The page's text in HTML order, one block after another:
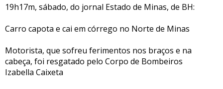
19h17m, sábado, do jornal Estado de Minas, de BH:
Carro capota e cai em córrego no Norte de Minas
Motorista, que sofreu ferimentos nos braços e na
cabeça, foi resgatado pelo Corpo de Bombeiros
Izabella Caixeta